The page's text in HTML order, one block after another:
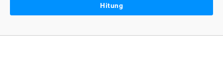
Hitung